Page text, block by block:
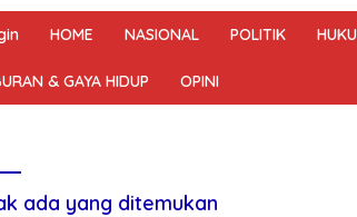
HOME NASIONAL POLITIK
& GAYA HIDUP OPINI
ada yang ditemukan